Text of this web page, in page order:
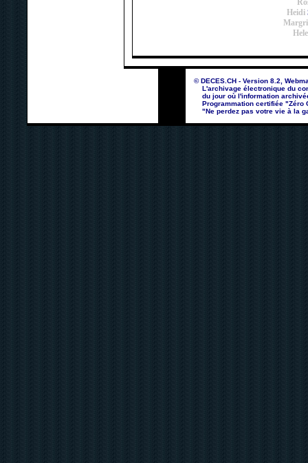
Heidi
© DECES.CH - Version 8.2,
L'archivage électronique du
du jour où l'information
Programmation certifiée "Zéro
"Ne perdez pas votre vie à la